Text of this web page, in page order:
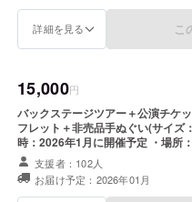
詳細を見る こ
15,000円
バックステージツアー＋公演チケ
フレット＋非売品手ぬぐい(サイズ：
時：2026年1月に開催予定 ・場所
や滞在費：支援者様の交通費や滞
者様との連絡方法：詳細はメールで連絡します。
アー】 ・日時：2月11日(水祝)14
支援者：102人
お届け予定：2026年01月